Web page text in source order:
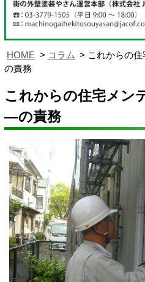
HOME コラム
これからの
の責務
これからの住宅メン
―の責務